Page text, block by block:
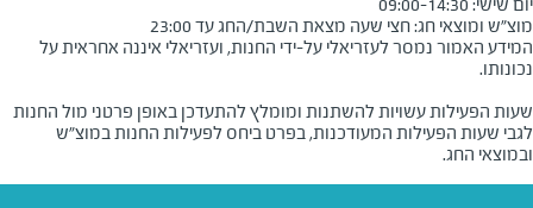
מוצ"ש ומוצאי חג: חצי שעה מצאת השבת/החג עד 23:00
המידע האמור נמסר לעזריאלי על-ידי החנות, ועזריאלי איננה אחראית על
שעות הפעילות עשויות להשתנות ומומלץ להתעדכן באופן פרטני מול החנות
לגבי שעות הפעילות המעודכנות, בפרט ביחס לפעילות החנות במוצ"ש
ובמוצאי החג.